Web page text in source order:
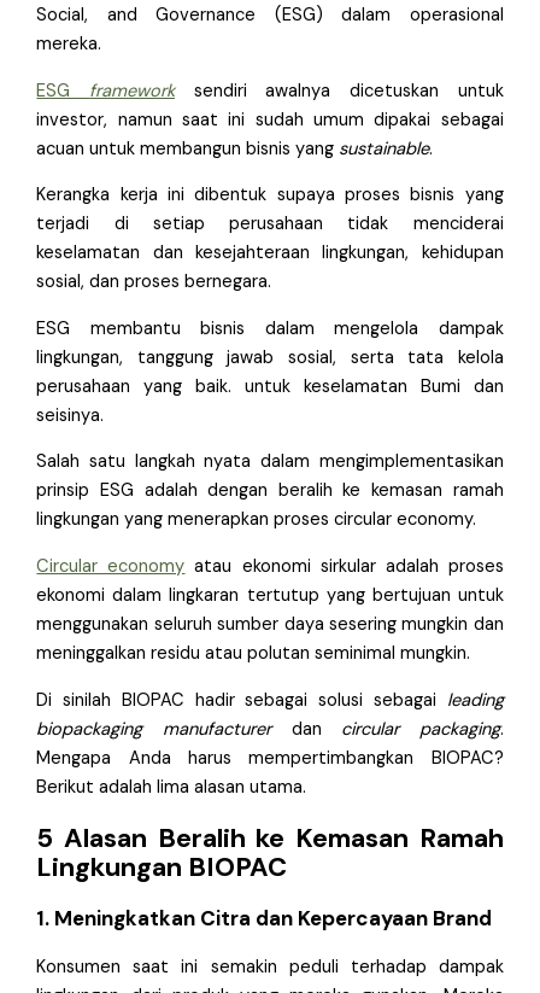
Social, and Governance (ESG) dalam operasional
mereka.
ESG frameworksendiri awalnya dicetuskan untuk
investor, namun saat ini sudah umum dipakai sebagai
acuan untuk membangun bisnis yang sustainable.
Kerangka kerja ini dibentuk supaya proses bisnis yang
terjadi di setiap perusahaan tidak menciderai
keselamatan dan kesejahteraan lingkungan, kehidupan
sosial, dan proses bernegara.
ESG membantu bisnis dalam mengelola dampak
lingkungan, tanggung jawab sosial, serta tata kelola
perusahaan yang baik. untuk keselamatan Bumi dan
seisinya.
Salah satu langkah nyata dalam mengimplementasikan
prinsip ESG adalah dengan beralih ke kemasan ramah
lingkungan yang menerapkan proses circular economy.
Circular economy atau ekonomi sirkular adalah proses
ekonomi dalam lingkaran tertutup yang bertujuan untuk
menggunakan seluruh sumber daya sesering mungkin dan
meninggalkan residu atau polutan seminimal mungkin.
Di sinilah BIOPAC hadir sebagai solusi sebagai leading
biopackaging manufacturerdan circular packaging.
Mengapa Anda harus mempertimbangkan BIOPAC?
Berikut adalah lima alasan utama.
5 Alasan Beralih ke Kemasan Ramah
Lingkungan BIOPAC
1. Meningkatkan Citra dan Kepercayaan Brand
Konsumen saat ini semakin peduli terhadap dampak